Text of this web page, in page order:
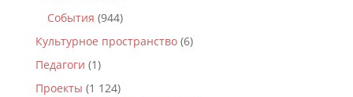
События (944)
Культурное пространство(6)
Педагоги (1)
Проекты (1 124)